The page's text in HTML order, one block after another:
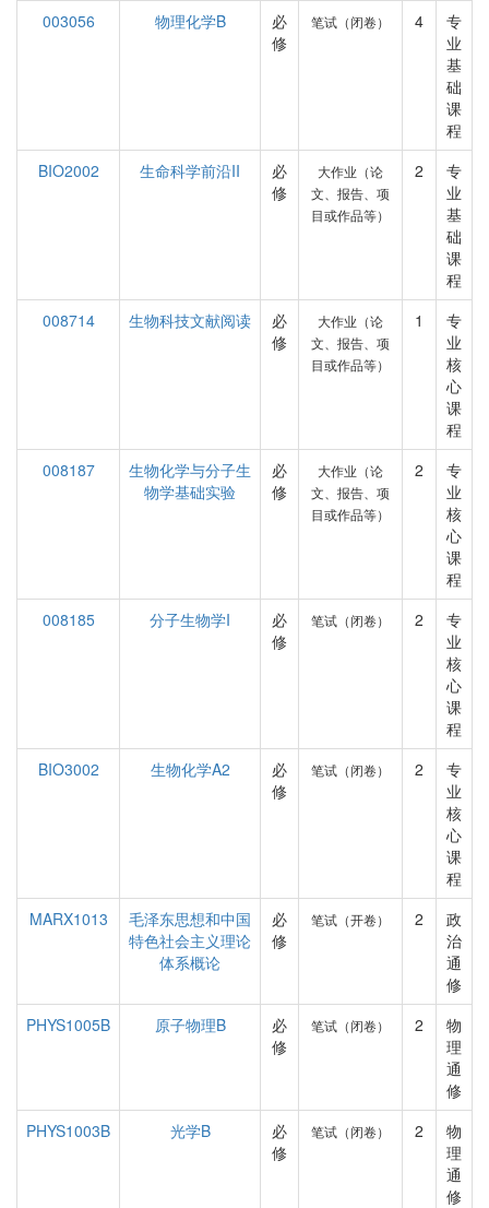
003056
物理化学B
必
修
笔试（闭卷） 4
专
业
基
础
课
程
BIO2002
生命科学前沿II
必
修
大作业（论
文、报告、项
目或作品等）
2
专
业
基
础
课
程
008714
生物科技文献阅读
必
修
大作业（论
文、报告、项
目或作品等）
1
专
业
核
心
课
程
008187
生物化学与分子生
物学基础实验
必
修
大作业（论
文、报告、项
目或作品等）
2
专
业
核
心
课
程
008185
分子生物学I
必
修
笔试（闭卷） 2
专
业
核
心
课
程
BIO3002
生物化学A2
必
修
笔试（闭卷） 2
专
业
核
心
课
程
MARX1013
毛泽东思想和中国
特色社会主义理论
体系概论
必
修
笔试（开卷） 2
政
治
通
修
PHYS1005B
原子物理B
必
修
笔试（闭卷） 2
物
理
通
修
PHYS1003B
光学B
必
修
笔试（闭卷） 2
物
理
通
修